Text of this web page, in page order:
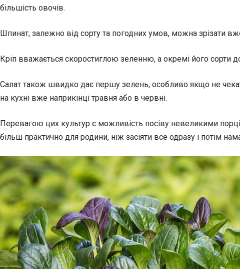
більшість овочів.
Шпинат, залежно від сорту та погодних умов, можна зрізати
Кріп вважається скоростиглою зеленню, а окремі його сорти
Салат також швидко дає першу зелень, особливо якщо не
на кухні вже наприкінці травня або в червні.
Перевагою цих культур є можливість посіву невеликими
більш практично для родини, ніж засіяти все одразу і потім